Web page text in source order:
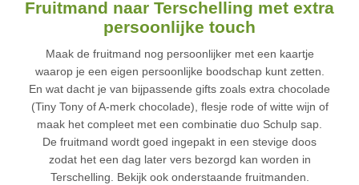
Fruitmand naar Terschelling met extra
persoonlijke touch
Maak de fruitmand nog persoonlijker met een kaartje
waarop je een eigen persoonlijke boodschap kunt zetten.
En wat dacht je van bijpassende gifts zoals extra chocolade
(Tiny Tony of A-merk chocolade), flesje rode of witte wijn of
maak het compleet met een combinatie duo Schulp sap.
De fruitmand wordt goed ingepakt in een stevige doos
zodat het een dag later vers bezorgd kan worden in
Terschelling. Bekijk ook onderstaande fruitmanden.